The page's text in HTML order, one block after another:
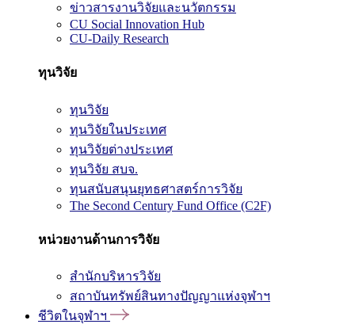
ข่าวสารงานวิจัยและนวัตกรรม
CU Social Innovation Hub
CU-Daily Research
ทุนวิจัย
ทุนวิจัย
ทุนวิจัยในประเทศ
ทุนวิจัยต่างประเทศ
ทุนวิจัย สบจ.
ทุนสนับสนุนยุทธศาสตร์การวิจัย
The Second Century Fund Office (C2F)
หน่วยงานด้านการวิจัย
สำนักบริหารวิจัย
สถาบันทรัพย์สินทางปัญญาแห่งจุฬาฯ
ชีวิตในจุฬาฯ